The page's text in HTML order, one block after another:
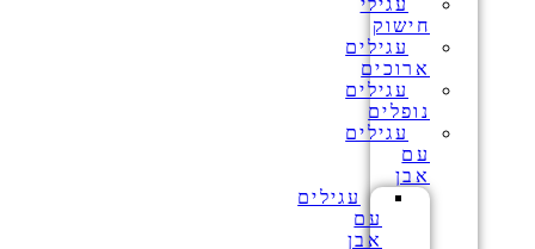
עגילי
חישוק
עגילים
ארוכים
עגילים
נופלים
עגילים
עם
אבן
עגילים
עם
אבן